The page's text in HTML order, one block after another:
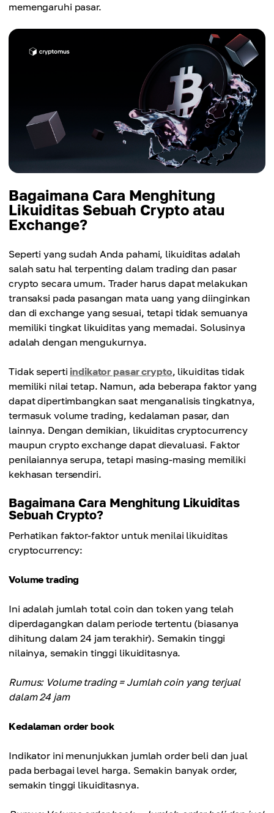
memengaruhi pasar.
Bagaimana Cara Menghitung
Likuiditas Sebuah Crypto atau
Exchange?
Seperti yang sudah Anda pahami, likuiditas adalah
salah satu hal terpenting dalam trading dan pasar
crypto secara umum. Trader harus dapat melakukan
transaksi pada pasangan mata uang yang diinginkan
dan di exchange yang sesuai, tetapi tidak semuanya
memiliki tingkat likuiditas yang memadai. Solusinya
adalah dengan mengukurnya.
Tidak sepertiindikator pasar crypto, likuiditas tidak
memiliki nilai tetap. Namun, ada beberapa faktor yang
dapat dipertimbangkan saat menganalisis tingkatnya,
termasuk volume trading, kedalaman pasar, dan
lainnya. Dengan demikian, likuiditas cryptocurrency
maupun crypto exchange dapat dievaluasi. Faktor
penilaiannya serupa, tetapi masing-masing memiliki
kekhasan tersendiri.
Bagaimana Cara Menghitung Likuiditas
Sebuah Crypto?
Perhatikan faktor-faktor untuk menilai likuiditas
cryptocurrency:
Volume trading
Ini adalah jumlah total coin dan token yang telah
diperdagangkan dalam periode tertentu (biasanya
dihitung dalam 24 jam terakhir). Semakin tinggi
nilainya, semakin tinggi likuiditasnya.
Rumus: Volume trading = Jumlah coin yang terjual
dalam 24 jam
Kedalaman order book
Indikator ini menunjukkan jumlah order beli dan jual
pada berbagai level harga. Semakin banyak order,
semakin tinggi likuiditasnya.